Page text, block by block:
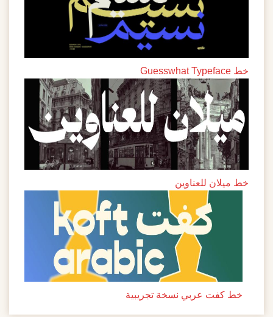
خط Guesswhat Typeface
خط ميلان للعناوين
خط كفت عربي نسخة تجريبية